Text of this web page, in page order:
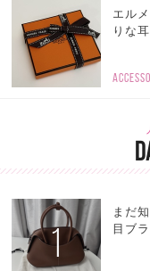
エル
りな
1
まだ
目ブ